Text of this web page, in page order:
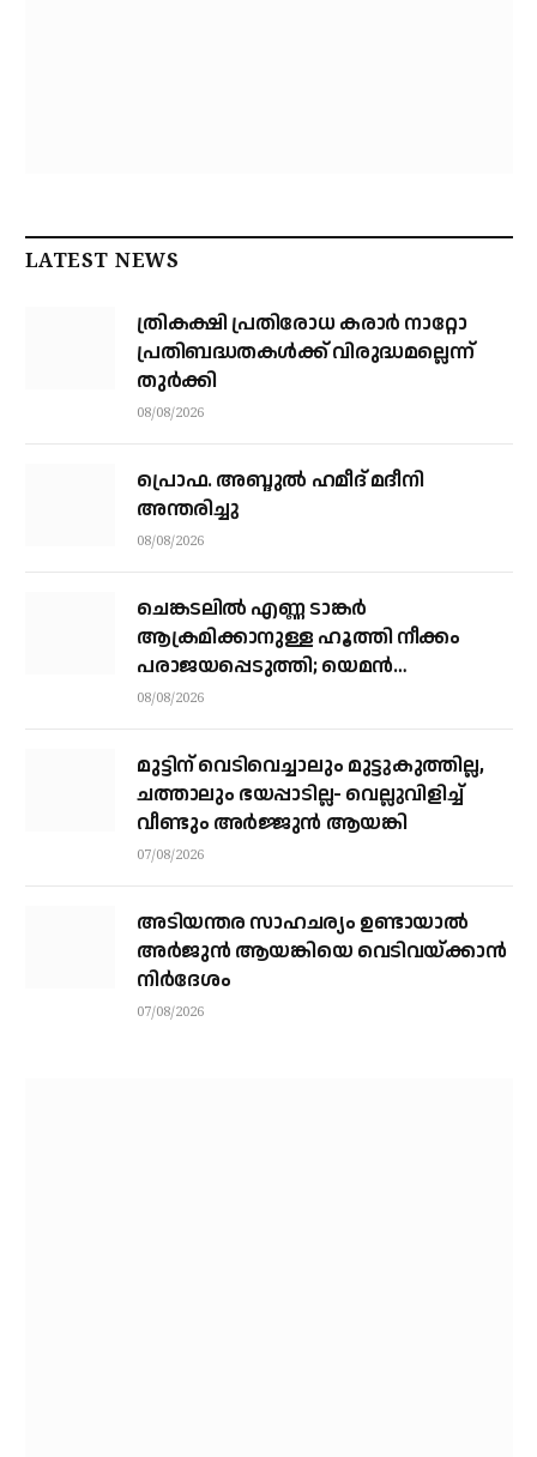
LATEST NEWS
ത്രികക്ഷി പ്രതിരോധ കരാര്‍ നാറ്റോ
പ്രതിബദ്ധതകള്‍ക്ക് വിരുദ്ധമല്ലെന്ന്
തുര്‍ക്കി
08/08/2026
പ്രൊഫ. അബ്ദുൽ ഹമീദ് മദീനി
അന്തരിച്ചു
08/08/2026
ചെങ്കടലില്‍ എണ്ണ ടാങ്കര്‍
ആക്രമിക്കാനുള്ള ഹൂത്തി നീക്കം
പരാജയപ്പെടുത്തി; യെമൻ
സംഘർഷത്തിലേക്ക് നീങ്ങുന്നുവെന്ന്
08/08/2026
മുട്ടിന് വെടിവെച്ചാലും മുട്ടുകുത്തില്ല,
ചത്താലും ഭയപ്പാടില്ല- വെല്ലുവിളിച്ച്
വീണ്ടും അർജ്ജുൻ ആയങ്കി
07/08/2026
അടിയന്തര സാഹചര്യം ഉണ്ടായാല്‍
അര്‍ജുന്‍ ആയങ്കിയെ വെടിവയ്ക്കാന്‍
നിര്‍ദേശം
07/08/2026